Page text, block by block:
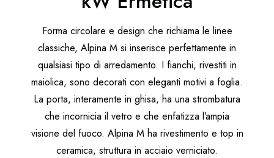
Forma circolare e design che richiama le linee
classiche, Alpina M si inserisce perfettamente in
qualsiasi tipo di arredamento. I fianchi, rivestiti in
maiolica, sono decorati con eleganti motivi a foglia.
La porta, interamente in ghisa, ha una strombatura
che incornicia il vetro e che enfatizza l’ampia
visione del fuoco. Alpina M ha rivestimento e top in
ceramica, struttura in acciaio verniciato.